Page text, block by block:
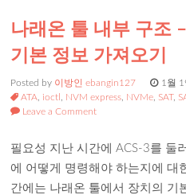
나래온 툴 내부 구조
기본 정보 가져오기
Posted by 이방인 ebangin127 1월
ATA
ioctl NVM express NVMe SAT,
Leave a Comment
필요성 지난 시간에 ACS-3를 둘
에 어떻게 명령해야 하는지에 대
간에는 나래온 툴에서 장치의 기